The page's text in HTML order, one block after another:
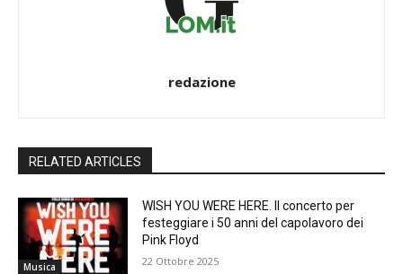
redazione
RELATED ARTICLES
Musica
WISH YOU WERE HERE. Il concerto per
festeggiare i 50 anni del capolavoro dei
Pink Floyd
22 Ottobre 2025